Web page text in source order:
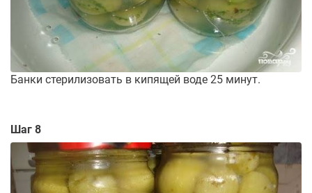
Банки стерилизовать в кипящей воде 25 минут.
Шаг 8